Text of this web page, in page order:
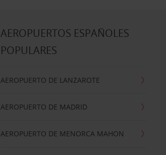
AEROPUERTOS ESPAÑOLES
POPULARES
AEROPUERTO DE LANZAROTE
AEROPUERTO DE MADRID
AEROPUERTO DE MENORCA MAHON